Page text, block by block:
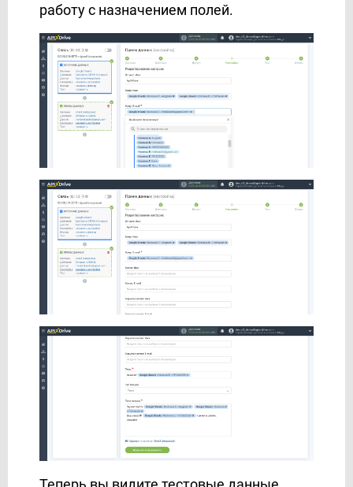
работу с назначением полей.